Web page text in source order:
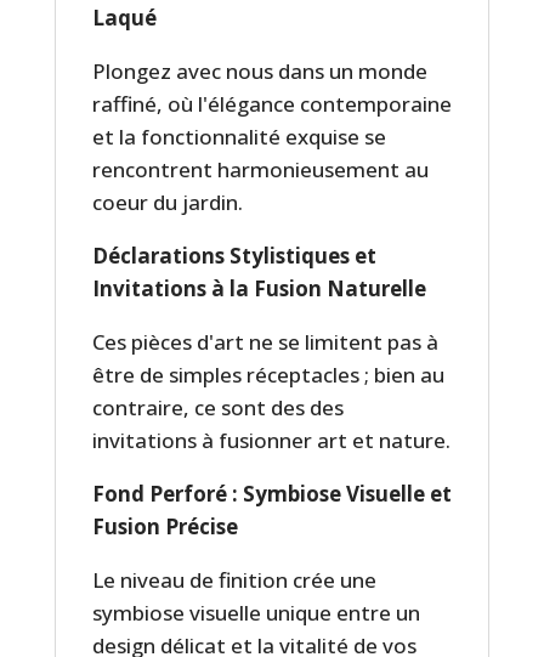
Laqué
Plongez avec nous dans un monde
raffiné, où l'élégance contemporaine
et la fonctionnalité exquise se
rencontrent harmonieusement au
coeur du jardin.
Déclarations Stylistiques et
Invitations à la Fusion Naturelle
Ces pièces d'art ne se limitent pas à
être de simples réceptacles ; bien au
contraire, ce sont des des
invitations à fusionner art et nature.
Fond Perforé : Symbiose Visuelle et
Fusion Précise
Le niveau de finition crée une
symbiose visuelle unique entre un
design délicat et la vitalité de vos